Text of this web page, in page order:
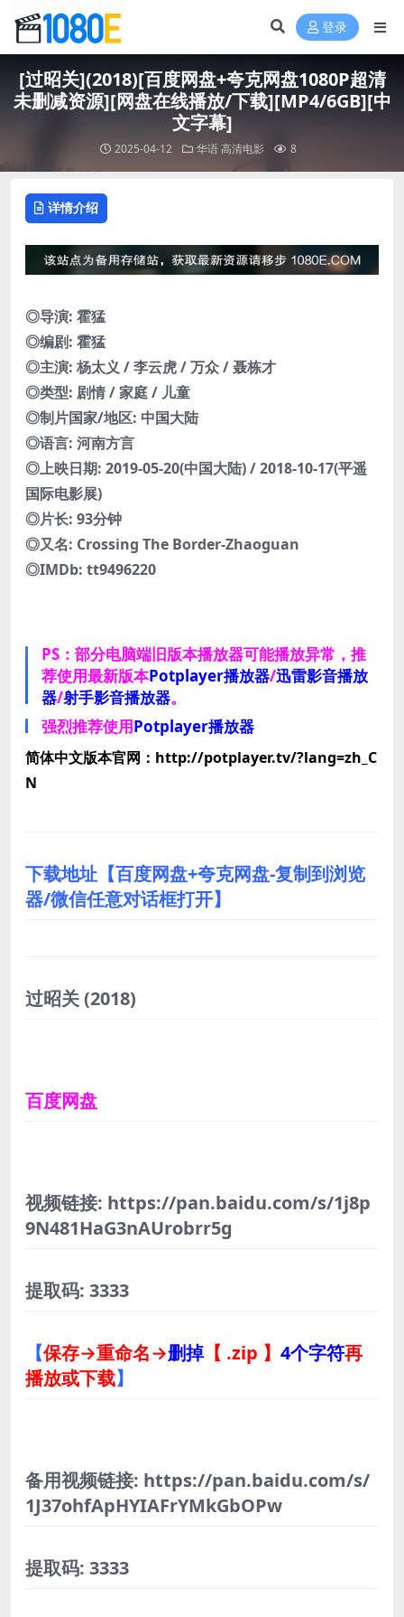
登录
[过昭关](2018)[百度网盘+夸克网盘1080P超清
未删减资源][网盘在线播放/下载][MP4/6GB][中
文字幕]
2025-04-12 华语高清电影 8
详情介绍
◎导演: 霍猛
◎编剧: 霍猛
◎主演: 杨太义 / 李云虎 / 万众 / 聂栋才
◎类型: 剧情 / 家庭 / 儿童
◎制片国家/地区: 中国大陆
◎语言: 河南方言
◎上映日期: 2019-05-20(中国大陆) / 2018-10-17(平遥
国际电影展)
◎片长: 93分钟
◎又名: Crossing The Border-Zhaoguan
◎IMDb: tt9496220
PS：部分电脑端旧版本播放器可能播放异常，推
荐使用最新版本Potplayer播放器/迅雷影音播放
器/射手影音播放器。
强烈推荐使用Potplayer播放器
简体中文版本官网：http://potplayer.tv/?lang=zh_C
N
下载地址【百度网盘+夸克网盘-复制到浏览
器/微信任意对话框打开】
过昭关(2018)
百度网盘
视频链接: https://pan.baidu.com/s/1j8p
9N481HaG3nAUrobrr5g
提取码: 3333
【保存→重命名→删掉【 .zip 】 4个字符再
播放或下载】
备用视频链接: https://pan.baidu.com/s/
1J37ohfApHYIAFrYMkGbOPw
提取码: 3333